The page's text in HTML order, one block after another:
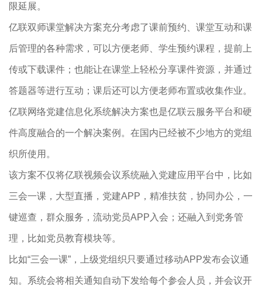
限延展。
亿联双师课堂解决方案充分考虑了课前预约、课堂互动和课
后管理的各种需求，可以方便老师、学生预约课程，提前上
传或下载课件；也能让在课堂上轻松分享课件资源，并通过
答题器等进行互动；课后还可以方便老师布置或收集作业。
亿联网络党建信息化系统解决方案也是亿联云服务平台和硬
件高度融合的一个解决案例。在国内已经被不少地方的党组
织所使用。
该方案不仅将亿联视频会议系统融入党建应用平台中，比如
三会一课，大型直播，党建APP，精准扶贫，协同办公，一
键巡查，群众服务，流动党员APP入会；还融入到党务管
理，比如党员教育模块等。
比如“三会一课”，上级党组织只要通过移动APP发布会议通
知。系统会将相关通知自动下发给每个参会人员，并会议开